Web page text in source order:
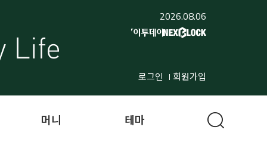
2026.08.06
로그인 회원가입
머니 테마